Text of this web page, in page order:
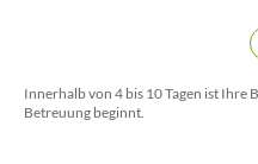
Innerhalb von 4 bis 10 Tagen ist
Betreuung beginnt.